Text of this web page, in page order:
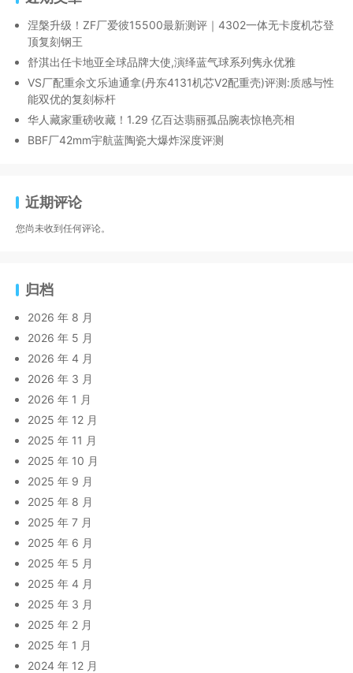
涅槃升级！ZF厂爱彼15500最新测评｜4302一体无卡度机芯登
顶复刻钢王
舒淇出任卡地亚全球品牌大使,演绎蓝气球系列隽永优雅
VS厂配重余文乐迪通拿(丹东4131机芯V2配重壳)评测:质感与性
能双优的复刻标杆
华人藏家重磅收藏！1.29 亿百达翡丽孤品腕表惊艳亮相
BBF厂42mm宇航蓝陶瓷大爆炸深度评测
近期评论
您尚未收到任何评论。
归档
2026 年 8 月
2026 年 5 月
2026 年 4 月
2026 年 3 月
2026 年 1 月
2025 年 12 月
2025 年 11 月
2025 年 10 月
2025 年 9 月
2025 年 8 月
2025 年 7 月
2025 年 6 月
2025 年 5 月
2025 年 4 月
2025 年 3 月
2025 年 2 月
2025 年 1 月
2024 年 12 月